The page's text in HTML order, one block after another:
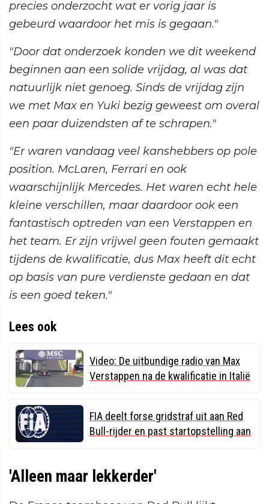
precies onderzocht wat er vorig jaar is
gebeurd waardoor het mis is gegaan."
"Door dat onderzoek konden we dit weekend
beginnen aan een solide vrijdag, al was dat
natuurlijk niet genoeg. Sinds de vrijdag zijn
we met Max en Yuki bezig geweest om overal
een paar duizendsten af te schrapen."
"Er waren vandaag veel kanshebbers op pole
position. McLaren, Ferrari en ook
waarschijnlijk Mercedes. Het waren echt hele
kleine verschillen, maar daardoor ook een
fantastisch optreden van een Verstappen en
het team. Er zijn vrijwel geen fouten gemaakt
tijdens de kwalificatie, dus Max heeft dit echt
op basis van pure verdienste gedaan en dat
is een goed teken."
Lees ook
Video: De uitbundige radio van Max
Verstappen na de kwalificatie in Italië
FIA deelt forse gridstraf uit aan Red
Bull-rijder en past startopstelling aan
'Alleen maar lekkerder'